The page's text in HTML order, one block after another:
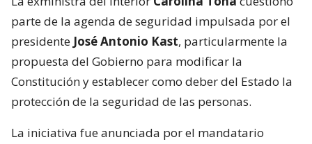
parte de la agenda de seguridad impulsada por el
presidente José Antonio Kast, particularmente la
propuesta del Gobierno para modificar la
Constitución y establecer como deber del Estado la
protección de la seguridad de las personas.
La iniciativa fue anunciada por el mandatario